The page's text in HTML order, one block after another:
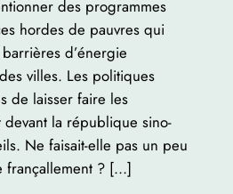
des programmes
hordes de pauvres qui
d’énergie
villes. Les politiques
de laisser faire les
devant la république sino-
Ne faisait-elle pas un peu
françallement ? […]